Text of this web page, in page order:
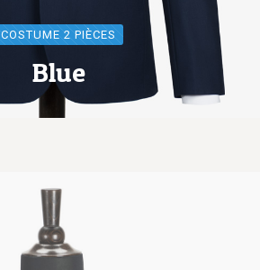
COSTUME 2 PIÈCES
Blue